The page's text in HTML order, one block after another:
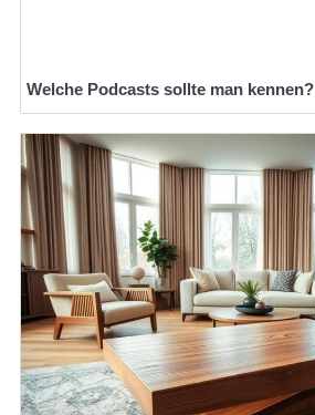
Welche Podcasts sollte man kennen?